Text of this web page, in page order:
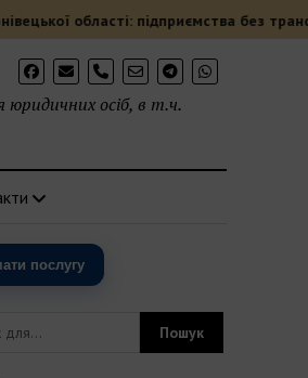
phone
юридичних осіб, в т.ч.
послугу
області: підприємства без